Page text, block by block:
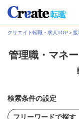
クリエイト転職・求人TOP ＞接
管理職・マネ
検索条件の設定